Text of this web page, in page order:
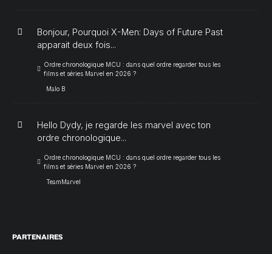
Bonjour, Pourquoi X-Men: Days of Future Past
apparait deux fois...
Ordre chronologique MCU : dans quel ordre regarder tous les
films et séries Marvel en 2026 ?
Malo B
Hello Dydy, je regarde les marvel avec ton
ordre chronologique...
Ordre chronologique MCU : dans quel ordre regarder tous les
films et séries Marvel en 2026 ?
TeamMarvel
PARTENAIRES